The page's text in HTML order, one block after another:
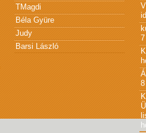
TMagdi
Béla Gyüre
Judy
Barsi László